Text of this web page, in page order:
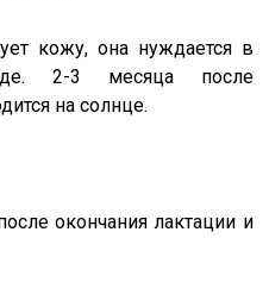
кожу, она нуждается в
2-3 месяца после
на солнце.
окончания лактации и